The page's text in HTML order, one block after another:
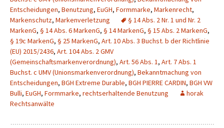
Entscheidungen, Benutzung, EuGH, Formmarke, Markenrecht,
Markenschutz, Markenverletzung
§ 14 Abs. 2 Nr. 1 und Nr. 2
MarkenG, § 14 Abs. 6 MarkenG, § 14 MarkenG, § 15 Abs. 2 MarkenG,
§ 19c MarkenG, § 25 MarkenG, Art. 10 Abs. 3 Buchst. b der Richtlinie
(EU) 2015/2436, Art. 104 Abs. 2 GMV
(Gemeinschaftsmarkenverordnung), Art. 56 Abs. 1, Art. 7 Abs. 1
Buchst. c UMV (Unionsmarkenverordnung), Bekanntmachung von
Entscheidungen, BGH Extreme Durable, BGH PIERRE CARDIN, BGH VW
Bulli, EuGH, Formmarke, rechtserhaltende Benutzung
horak
Rechtsanwälte